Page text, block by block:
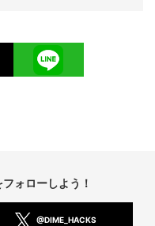
ォローしよう！
@DIME_HACKS